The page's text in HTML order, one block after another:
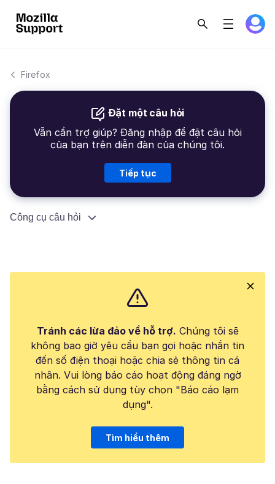
Firefox
Đặt một câu hỏi
Vẫn cần trợ giúp? Đăng nhập để đặt câu hỏi
của bạn trên diễn đàn của chúng tôi.
Tiếp tục
Công cụ câu hỏi
Tránh các lừa đảo về hỗ trợ. Chúng tôi sẽ
không bao giờ yêu cầu bạn gọi hoặc nhắn tin
đến số điện thoại hoặc chia sẻ thông tin cá
nhân. Vui lòng báo cáo hoạt động đáng ngờ
bằng cách sử dụng tùy chọn "Báo cáo lạm
dụng".
Tìm hiểu thêm